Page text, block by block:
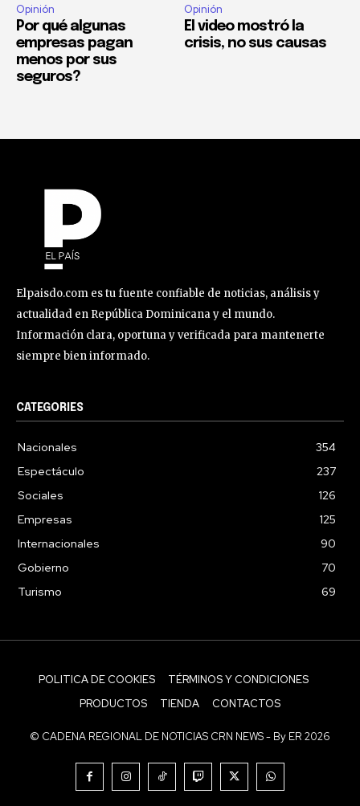
Opinión
Por qué algunas
empresas pagan
menos por sus
seguros?
Opinión
El video mostró la
crisis, no sus causas
Elpaisdo.com es tu fuente confiable de noticias, análisis y
actualidad en República Dominicana y el mundo.
Información clara, oportuna y verificada para mantenerte
siempre bien informado.
CATEGORIES
Nacionales
354
Espectáculo
237
Sociales
126
Empresas
125
Internacionales
90
Gobierno
70
Turismo
69
POLITICA DE COOKIES
TÉRMINOS Y CONDICIONES
PRODUCTOS
TIENDA CONTACTOS
© CADENA REGIONAL DE NOTICIAS CRN NEWS - By ER 2026